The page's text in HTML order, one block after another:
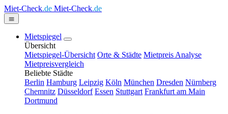
Miet-Check.de Miet-Check.de
Mietspiegel
Übersicht
Mietspiegel-Übersicht Orte & Städte Mietpreis Analyse
Mietpreisvergleich
Beliebte Städte
Berlin Hamburg Leipzig Köln München Dresden Nürnberg
Chemnitz Düsseldorf Essen Stuttgart Frankfurt am Main
Dortmund